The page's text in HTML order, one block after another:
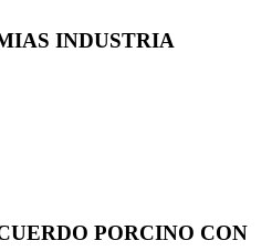
INDUSTRIA
PORCINO CON